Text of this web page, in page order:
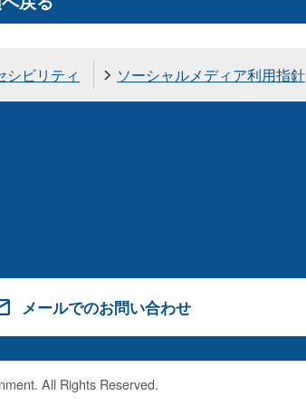
シビリティ ソーシャルメディア利用指針
メールでのお問い合わせ
All Rights Reserved.